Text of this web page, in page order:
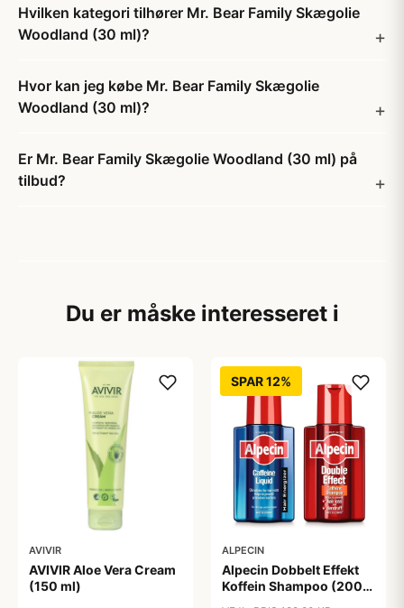
Hvilken kategori tilhører Mr. Bear Family Skægolie
Woodland (30 ml)?
Hvor kan jeg købe Mr. Bear Family Skægolie
Woodland (30 ml)?
Er Mr. Bear Family Skægolie Woodland (30 ml) på
tilbud?
Du er måske interesseret i
AVIVIR
AVIVIR Aloe Vera Cream
(150 ml)
SPAR 12%
ALPECIN
Alpecin Dobbelt Effekt
Koffein Shampoo (200